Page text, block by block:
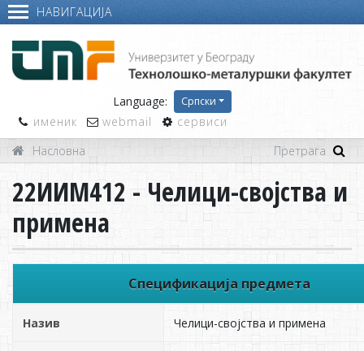
НАВИГАЦИЈА
Language: Српски
именик webmail
сервиси
Насловна
22ИИМ412 - Челици-својства и
примена
Спецификација предмета
Назив Челици-својства и примена